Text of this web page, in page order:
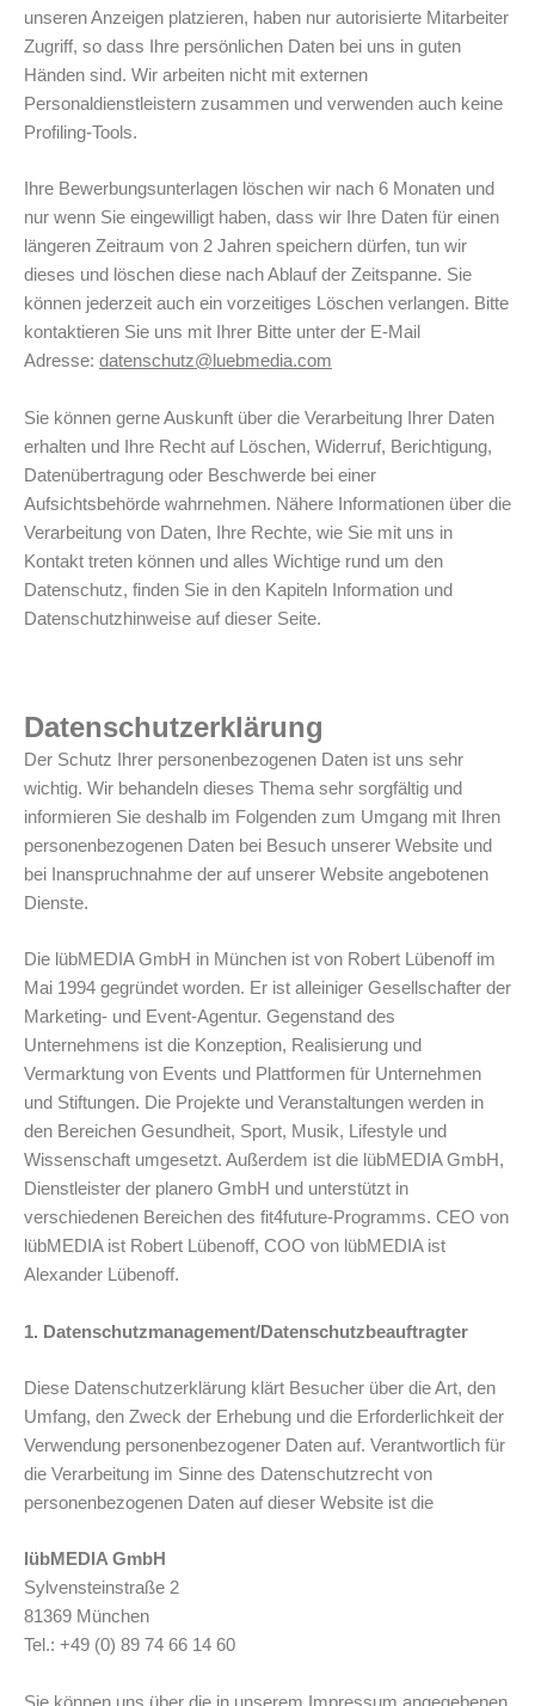
unseren Anzeigen platzieren, haben nur autorisierte Mitarbeiter
Zugriff, so dass Ihre persönlichen Daten bei uns in guten
Händen sind. Wir arbeiten nicht mit externen
Personaldienstleistern zusammen und verwenden auch keine
Profiling-Tools.
Ihre Bewerbungsunterlagen löschen wir nach 6 Monaten und
nur wenn Sie eingewilligt haben, dass wir Ihre Daten für einen
längeren Zeitraum von 2 Jahren speichern dürfen, tun wir
dieses und löschen diese nach Ablauf der Zeitspanne. Sie
können jederzeit auch ein vorzeitiges Löschen verlangen. Bitte
kontaktieren Sie uns mit Ihrer Bitte unter der E-Mail
Adresse: datenschutz@luebmedia.com
Sie können gerne Auskunft über die Verarbeitung Ihrer Daten
erhalten und Ihre Recht auf Löschen, Widerruf, Berichtigung,
Datenübertragung oder Beschwerde bei einer
Aufsichtsbehörde wahrnehmen. Nähere Informationen über die
Verarbeitung von Daten, Ihre Rechte, wie Sie mit uns in
Kontakt treten können und alles Wichtige rund um den
Datenschutz, finden Sie in den Kapiteln Information und
Datenschutzhinweise auf dieser Seite.
Datenschutzerklärung
Der Schutz Ihrer personenbezogenen Daten ist uns sehr
wichtig. Wir behandeln dieses Thema sehr sorgfältig und
informieren Sie deshalb im Folgenden zum Umgang mit Ihren
personenbezogenen Daten bei Besuch unserer Website und
bei Inanspruchnahme der auf unserer Website angebotenen
Dienste.
Die lübMEDIA GmbH in München ist von Robert Lübenoff im
Mai 1994 gegründet worden. Er ist alleiniger Gesellschafter der
Marketing- und Event-Agentur. Gegenstand des
Unternehmens ist die Konzeption, Realisierung und
Vermarktung von Events und Plattformen für Unternehmen
und Stiftungen. Die Projekte und Veranstaltungen werden in
den Bereichen Gesundheit, Sport, Musik, Lifestyle und
Wissenschaft umgesetzt. Außerdem ist die lübMEDIA GmbH,
Dienstleister der planero GmbH und unterstützt in
verschiedenen Bereichen des fit4future-Programms. CEO von
lübMEDIA ist Robert Lübenoff, COO von lübMEDIA ist
Alexander Lübenoff.
1. Datenschutzmanagement/Datenschutzbeauftragter
Diese Datenschutzerklärung klärt Besucher über die Art, den
Umfang, den Zweck der Erhebung und die Erforderlichkeit der
Verwendung personenbezogener Daten auf. Verantwortlich für
die Verarbeitung im Sinne des Datenschutzrecht von
personenbezogenen Daten auf dieser Website ist die
lübMEDIA GmbH
Sylvensteinstraße 2
81369 München
Tel.: +49 (0) 89 74 66 14 60
Sie können uns über die in unserem Impressum angegebenen